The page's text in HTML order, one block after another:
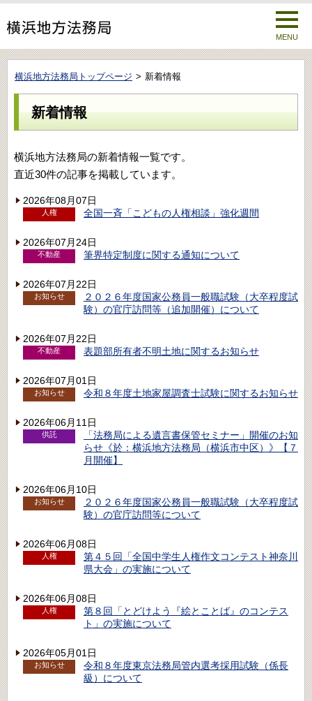
MENU
横浜地方法務局トップページ 新着情報
新着情報
横浜地方法務局の新着情報一覧です。
直近30件の記事を掲載しています。
2026年08月07日
人権 全国一斉「こどもの人権相談」強化週間
2026年07月24日
不動産 筆界特定制度に関する通知について
2026年07月22日
お知らせ
２０２６年度国家公務員一般職試験（大卒程度試
験）の官庁訪問等（追加開催）について
2026年07月22日
不動産 表題部所有者不明土地に関するお知らせ
2026年07月01日
お知らせ 令和８年度土地家屋調査士試験に関するお知らせ
2026年06月11日
供託
「法務局による遺言書保管セミナー」開催のお知
らせ《於：横浜地方法務局（横浜市中区）》【７
月開催】
2026年06月10日
お知らせ
２０２６年度国家公務員一般職試験（大卒程度試
験）の官庁訪問等について
2026年06月08日
人権
第４５回「全国中学生人権作文コンテスト神奈川
県大会」の実施について
2026年06月08日
人権
第８回「とどけよう『絵とことば』のコンテス
ト」の実施について
2026年05月01日
お知らせ
令和８年度東京法務局管内選考採用試験（係長
級）について